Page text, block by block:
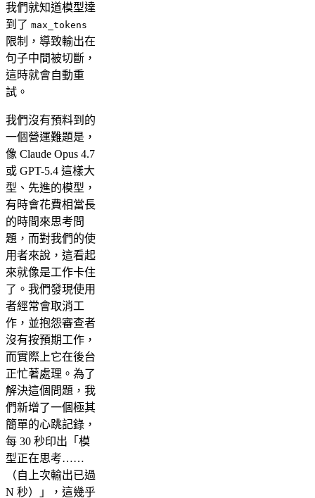
我們就知道模型達
到了 max_tokens
限制，導致輸出在
句子中間被切斷，
這時就會自動重
試。
我們沒有預料到的
一個營運難題是，
像 Claude Opus 4.7
或 GPT-5.4 這樣大
型、先進的模型，
有時會花費相當長
的時間來思考問
題，而對我們的使
用者來說，這看起
來就像是工作卡住
了。我們發現使用
者經常會取消工
作，並抱怨審查者
沒有按預期工作，
而實際上它在後台
正忙著處理。為了
解決這個問題，我
們新增了一個極其
簡單的心跳記錄，
每 30 秒印出「模
型正在思考……
（自上次輸出已過
N 秒）」，這幾乎